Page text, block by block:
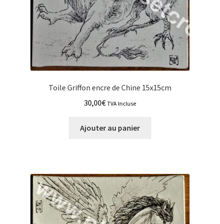
Toile Griffon encre de Chine 15x15cm
30,00€ TVA Incluse
Ajouter au panier